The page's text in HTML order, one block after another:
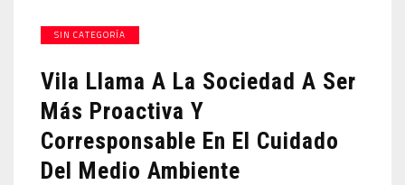
SIN CATEGORÍA
Vila Llama A La Sociedad A Ser
Más Proactiva Y
Corresponsable En El Cuidado
Del Medio Ambiente